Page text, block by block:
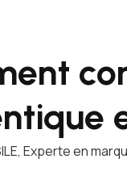
Experte en